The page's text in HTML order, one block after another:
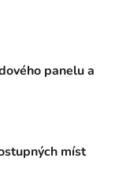
panelu a
míst